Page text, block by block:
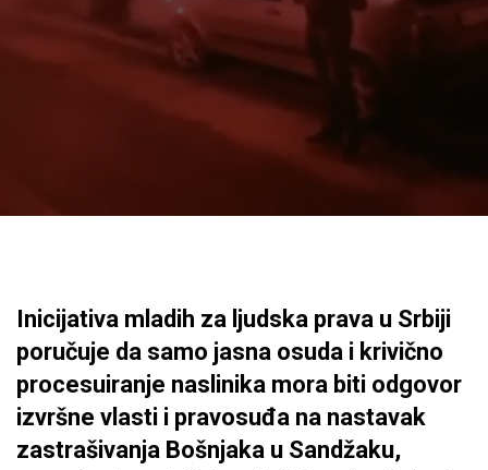
Inicijativa mladih za ljudska prava u Srbiji
poručuje da samo jasna osuda i krivično
procesuiranje naslinika mora biti odgovor
izvršne vlasti i pravosuđa na nastavak
zastrašivanja Bošnjaka u Sandžaku,